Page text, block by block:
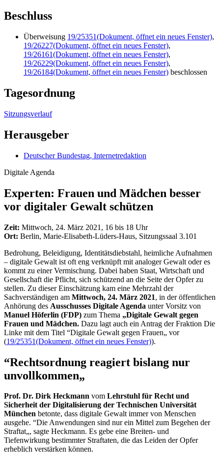
Beschluss
Überweisung 19/25351(Dokument, öffnet ein neues Fenster),
19/26227(Dokument, öffnet ein neues Fenster),
19/26161(Dokument, öffnet ein neues Fenster),
19/26229(Dokument, öffnet ein neues Fenster),
19/26184(Dokument, öffnet ein neues Fenster) beschlossen
Tagesordnung
Sitzungsverlauf
Herausgeber
Deutscher Bundestag, Internetredaktion
Digitale Agenda
Experten: Frauen und Mädchen besser
vor digitaler Gewalt schützen
Zeit: Mittwoch, 24. März 2021, 16 bis 18 Uhr
Ort: Berlin, Marie-Elisabeth-Lüders-Haus, Sitzungssaal 3.101
Bedrohung, Beleidigung, Identitätsdiebstahl, heimliche Aufnahmen
– digitale Gewalt ist oft eng verknüpft mit analoger Gewalt oder es
kommt zu einer Vermischung. Dabei haben Staat, Wirtschaft und
Gesellschaft die Pflicht, sich schützend an die Seite der Opfer zu
stellen. Zu dieser Einschätzung kam eine Mehrzahl der
Sachverständigen am Mittwoch, 24. März 2021, in der öffentlichen
Anhörung des Ausschusses Digitale Agenda unter Vorsitz von
Manuel Höferlin (FDP) zum Thema „Digitale Gewalt gegen
Frauen und Mädchen. Dazu lagt auch ein Antrag der Fraktion Die
Linke mit dem Titel “Digitale Gewalt gegen Frauen„ vor
(19/25351(Dokument, öffnet ein neues Fenster)).
“Rechtsordnung reagiert bislang nur
unvollkommen„
Prof. Dr. Dirk Heckmann vom Lehrstuhl für Recht und
Sicherheit der Digitalisierung der Technischen Universität
München betonte, dass digitale Gewalt immer von Menschen
ausgehe. “Die Anwendungen sind nur ein Mittel zum Begehen der
Straftat„, sagte Heckmann. Es gebe eine Breiten- und
Tiefenwirkung bestimmter Straftaten, die das Leiden der Opfer
erheblich verstärken können.